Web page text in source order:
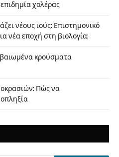
χολέρας
νέους ιούς: Επιστημονικό
νέα εποχή στη βιολογία;
κρούσματα
Πώς να